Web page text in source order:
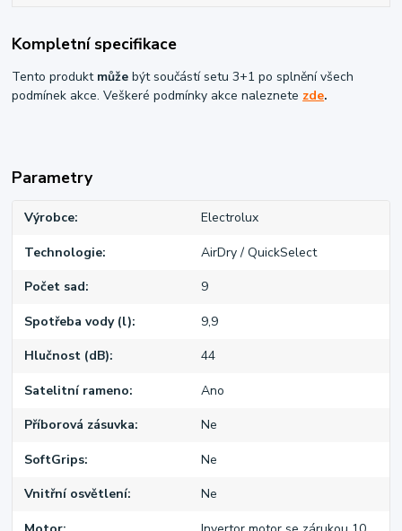
Kompletní specifikace
Tento produkt může být součástí setu 3+1 po splnění všech
podmínek akce. Veškeré podmínky akce naleznete zde.
Parametry
Výrobce Electrolux
Technologie AirDry / QuickSelect
Počet sad 9
Spotřeba vody (l) 9,9
Hlučnost (dB) 44
Satelitní rameno Ano
Příborová zásuvka Ne
SoftGrips Ne
Vnitřní osvětlení Ne